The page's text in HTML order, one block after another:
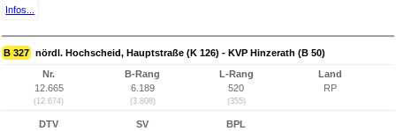
Infos...
B 327 nördl. Hochscheid, Hauptstraße (K 126) - KVP Hinzerath (B 50)
Nr.
12.665
(12.674)
B-Rang
6.189
(3.808)
L-Rang
520
(355)
Land
RP
DTV
SV
BPL